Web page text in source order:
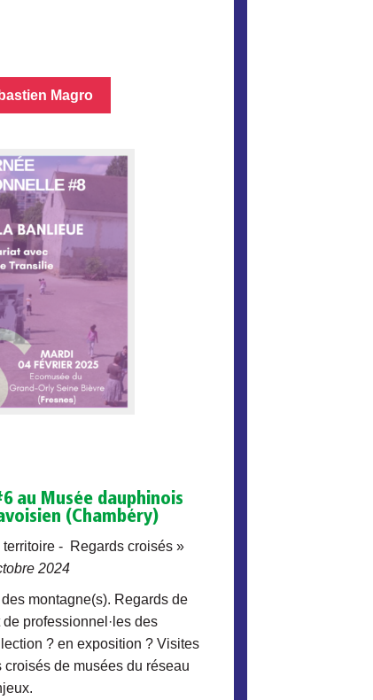
Magro
au Musée dauphinois
(Chambéry)
- Regards croisés »
2024
montagne(s). Regards de
professionnel·les des
? en exposition ? Visites
de musées du réseau